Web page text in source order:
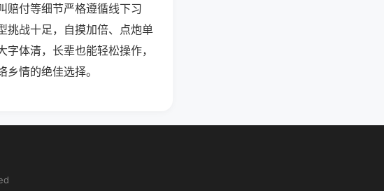
赔付等细节严格遵循线下习
挑战十足，自摸加倍、点炮单
体清，长辈也能轻松操作，
情的绝佳选择。